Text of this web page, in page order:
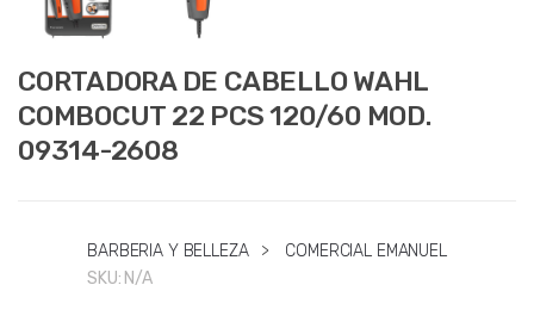
CORTADORA DE CABELLO WAHL
COMBOCUT 22 PCS 120/60 MOD.
09314-2608
BARBERIA Y BELLEZA >
COMERCIAL EMANUEL
SKU: N/A